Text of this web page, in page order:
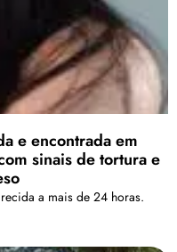
e encontrada em
sinais de tortura e
a mais de 24 horas.